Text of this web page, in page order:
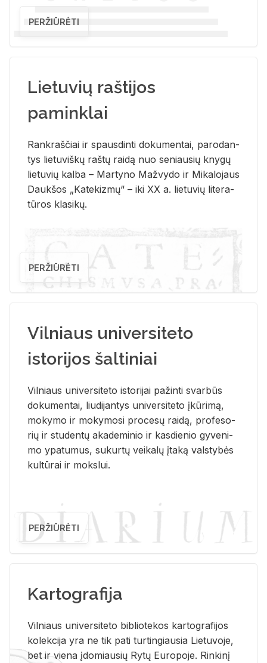
PERŽIŪRĖTI
Lietuvių raštijos
paminklai
Rank­raš­čiai ir spaus­din­ti do­ku­men­tai, pa­ro­dan­
tys lie­tu­viš­kų raš­tų rai­dą nuo se­niau­sių kny­gų
lie­tu­vių kal­ba – Mar­ty­no Ma­žvy­do ir Mi­ka­lo­jaus
Dauk­šos „Ka­te­kiz­mų“ – iki XX a. lie­tu­vių li­te­ra­
tū­ros kla­si­kų.
PERŽIŪRĖTI
Vilniaus universiteto
istorijos šaltiniai
Vil­niaus uni­ver­si­te­to is­to­ri­jai pa­žin­ti svar­būs
do­ku­men­tai, liu­di­jan­tys uni­ver­si­te­to įkū­ri­mą,
mo­ky­mo ir mo­ky­mo­si pro­ce­sų rai­dą, pro­fe­so­
rių ir stu­den­tų aka­de­mi­nio ir kas­die­nio gy­ve­ni­
mo ypa­tu­mus, su­kur­tų vei­ka­lų įta­ką vals­ty­bės
kul­tū­rai ir moks­lui.
PERŽIŪRĖTI
Kartografija
Vil­niaus uni­ver­si­te­to bi­b­lio­te­kos kar­to­gra­fi­jos
ko­lek­ci­ja yra ne tik pati tur­tin­giau­sia Lie­tu­vo­je,
bet ir vie­na įdo­miau­sių Rytų Eu­ro­po­je. Rin­ki­nį